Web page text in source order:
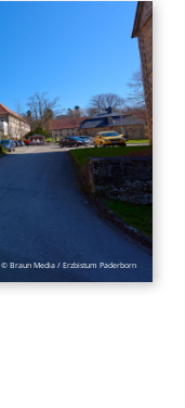
© Braun Media / Erzbistum Paderborn